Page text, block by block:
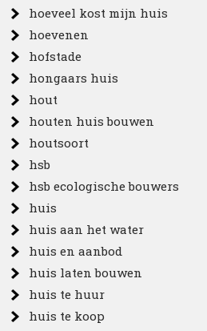
hoeveel kost mijn huis
hoevenen
hofstade
hongaars huis
hout
houten huis bouwen
houtsoort
hsb
hsb ecologische bouwers
huis
huis aan het water
huis en aanbod
huis laten bouwen
huis te huur
huis te koop